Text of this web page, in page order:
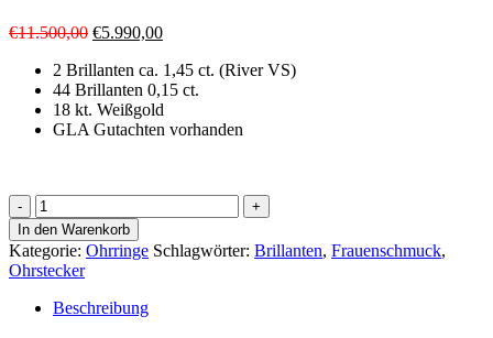
€11.500,00 Ursprünglicher
war:
€11.500,00
€5.990,00Aktueller
ist:
€5.990,00.
2 Brillanten ca. 1,45 ct. (River VS)
44 Brillanten 0,15 ct.
18 kt. Weißgold
GLA Gutachten vorhanden
Brillant
Ohrstecker
mit
GLA
Gutachten
Menge
In den Warenkorb
Kategorie: Ohrringe Schlagwörter: Brillanten, Frauenschmuck,
Ohrstecker
Beschreibung